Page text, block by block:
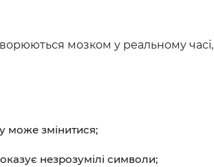
мозком у реальному часі,
може змінитися;
незрозумілі символи;